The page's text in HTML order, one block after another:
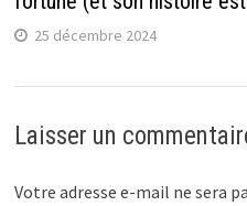
25 décembre 2024
Laisser un
Votre adresse e-mail ne sera